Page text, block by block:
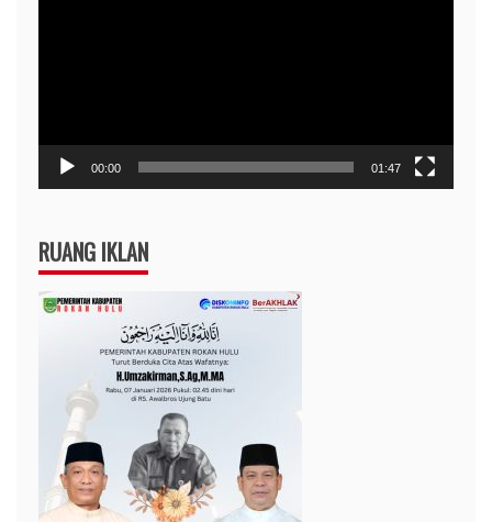
00:00 01:47
RUANG IKLAN